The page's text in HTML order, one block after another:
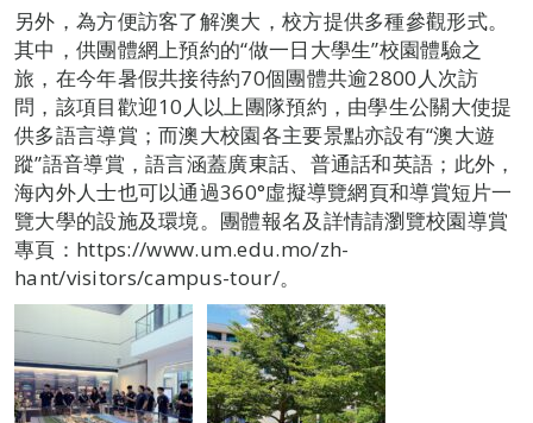
另外，為方便訪客了解澳大，校方提供多種參觀形式。
其中，供團體網上預約的“做一日大學生”校園體驗之
旅，在今年暑假共接待約70個團體共逾2800人次訪
問，該項目歡迎10人以上團隊預約，由學生公關大使提
供多語言導賞；而澳大校園各主要景點亦設有“澳大遊
蹤”語音導賞，語言涵蓋廣東話、普通話和英語；此外，
海內外人士也可以通過360°虛擬導覽網頁和導賞短片一
覽大學的設施及環境。團體報名及詳情請瀏覽校園導賞
專頁：https://www.um.edu.mo/zh-
hant/visitors/campus-tour/。